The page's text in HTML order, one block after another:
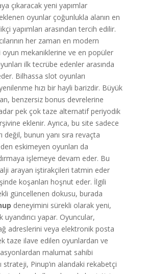
çıkaracak yeni yapımlar
oyunlar çoğunlukla alanın en
yapımları arasından tercih edilir.
her zaman en modern
oyun mekaniklerine ve en popüler
ilk tecrübe edenler arasında
Bilhassa slot oyunları
hızı bir hayli barizdir. Büyük
benzersiz bonus devrelerine
pek çok taze alternatif periyodik
eklenir. Ayrıca, bu site sadece
değil, bunun yanı sıra revaçta
eskimeyen oyunları da
işlemeye devam eder. Bu
arayan iştirakçileri tatmin eder
koşanları hoşnut eder. İlgili
güncellenen dokusu, burada
deneyimini sürekli olarak yeni,
yapar. Oyuncular,
adreslerini veya elektronik posta
taze ilave edilen oyunlardan ve
malumat sahibi
strateji, Pinup’ın alandaki rekabetçi